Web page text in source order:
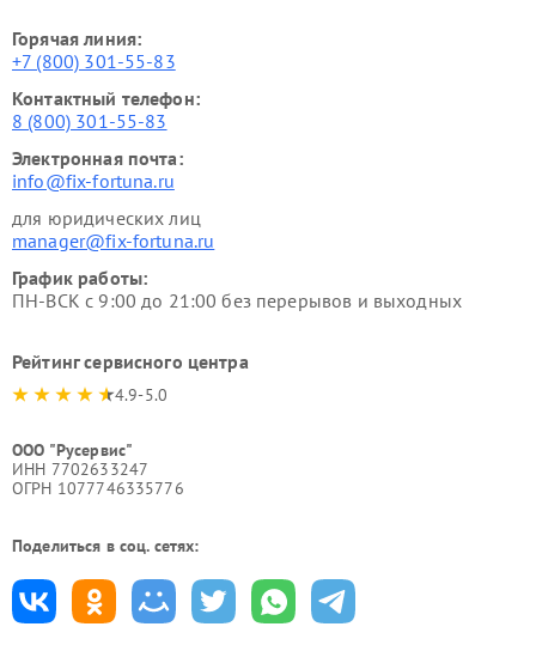
Горячая линия:
+7 (800) 301-55-83
Контактный телефон:
8 (800) 301-55-83
Электронная почта:
info@fix-fortuna.ru
для юридических лиц
manager@fix-fortuna.ru
График работы:
ПН-ВСК с 9:00 до 21:00 без перерывов и выходных
Рейтинг сервисного центра
4.9-5.0
ООО "Русервис"
ИНН 7702633247
ОГРН 1077746335776
Поделиться в соц. сетях: